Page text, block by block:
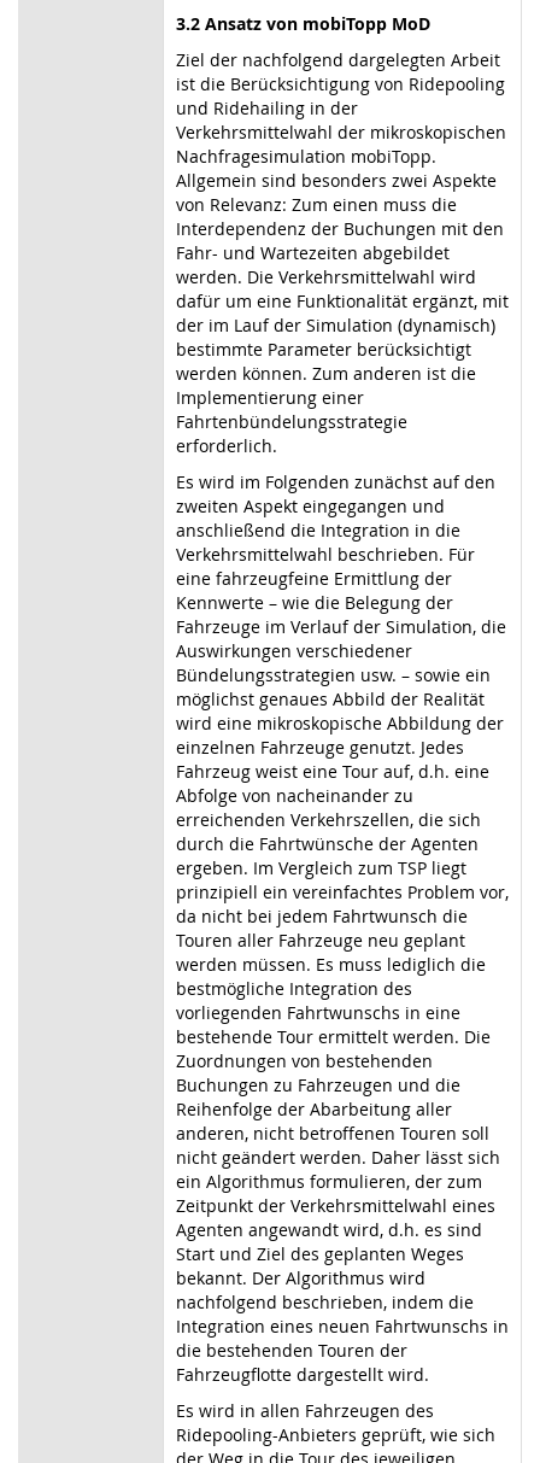
3.2 Ansatz von mobiTopp MoD
Ziel der nachfolgend dargelegten Arbeit
ist die Berücksichtigung von Ridepooling
und Ridehailing in der
Verkehrsmittelwahl der mikroskopischen
Nachfragesimulation mobiTopp.
Allgemein sind besonders zwei Aspekte
von Relevanz: Zum einen muss die
Interdependenz der Buchungen mit den
Fahr- und Wartezeiten abgebildet
werden. Die Verkehrsmittelwahl wird
dafür um eine Funktionalität ergänzt, mit
der im Lauf der Simulation (dynamisch)
bestimmte Parameter berücksichtigt
werden können. Zum anderen ist die
Implementierung einer
Fahrtenbündelungsstrategie
erforderlich.
Es wird im Folgenden zunächst auf den
zweiten Aspekt eingegangen und
anschließend die Integration in die
Verkehrsmittelwahl beschrieben. Für
eine fahrzeugfeine Ermittlung der
Kennwerte – wie die Belegung der
Fahrzeuge im Verlauf der Simulation, die
Auswirkungen verschiedener
Bündelungsstrategien usw. – sowie ein
möglichst genaues Abbild der Realität
wird eine mikroskopische Abbildung der
einzelnen Fahrzeuge genutzt. Jedes
Fahrzeug weist eine Tour auf, d.h. eine
Abfolge von nacheinander zu
erreichenden Verkehrszellen, die sich
durch die Fahrtwünsche der Agenten
ergeben. Im Vergleich zum TSP liegt
prinzipiell ein vereinfachtes Problem vor,
da nicht bei jedem Fahrtwunsch die
Touren aller Fahrzeuge neu geplant
werden müssen. Es muss lediglich die
bestmögliche Integration des
vorliegenden Fahrtwunschs in eine
bestehende Tour ermittelt werden. Die
Zuordnungen von bestehenden
Buchungen zu Fahrzeugen und die
Reihenfolge der Abarbeitung aller
anderen, nicht betroffenen Touren soll
nicht geändert werden. Daher lässt sich
ein Algorithmus formulieren, der zum
Zeitpunkt der Verkehrsmittelwahl eines
Agenten angewandt wird, d.h. es sind
Start und Ziel des geplanten Weges
bekannt. Der Algorithmus wird
nachfolgend beschrieben, indem die
Integration eines neuen Fahrtwunschs in
die bestehenden Touren der
Fahrzeugflotte dargestellt wird.
Es wird in allen Fahrzeugen des
Ridepooling-Anbieters geprüft, wie sich